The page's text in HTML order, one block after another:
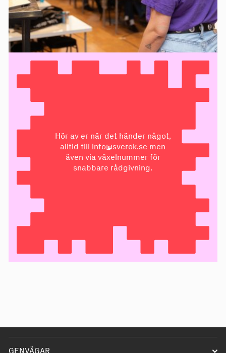
Hör av er när det händer något,
alltid till info@sverok.se men
även via växelnummer för
snabbare rådgivning.
GENVÄGAR